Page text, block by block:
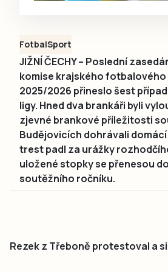
FotbalSport
JIŽNÍ ČECHY – Poslední
komise krajského fotbalového
2025/2026 přineslo šest
ligy. Hned dva brankáři byli
zjevné brankové příležitosti
Budějovicích dohrávali
trest padl za urážky
uložené stopky se přenesou
soutěžního ročníku.
Rezek z Třeboně protestoval a